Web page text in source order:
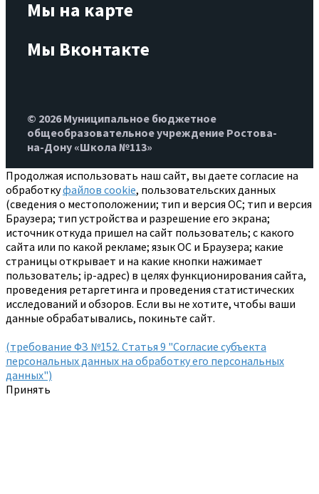
Мы на карте
Мы Вконтакте
© 2026 Муниципальное бюджетное
общеобразовательное учреждение Ростова-
на-Дону «Школа №113»
Продолжая использовать наш сайт, вы даете согласие на
обработкуфайлов cookie, пользовательских данных
(сведения о местоположении; тип и версия ОС; тип и версия
Браузера; тип устройства и разрешение его экрана;
источник откуда пришел на сайт пользователь; с какого
сайта или по какой рекламе; язык ОС и Браузера; какие
страницы открывает и на какие кнопки нажимает
пользователь; ip-адрес) в целях функционирования сайта,
проведения ретаргетинга и проведения статистических
исследований и обзоров. Если вы не хотите, чтобы ваши
данные обрабатывались, покиньте сайт.
(требование ФЗ №152. Статья 9 "Согласие субъекта
персональных данных на обработку его персональных
данных")
Принять